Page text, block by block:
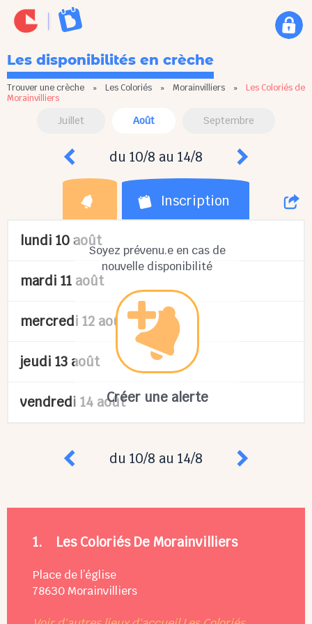
Les disponibilités en crèche
Trouver une crèche » Les Coloriés » Morainvilliers » Les Coloriés de
Morainvilliers
Juillet Août Septembre
du 10/8 au 14/8
Inscription
Soyez prévenu.e en cas de
nouvelle disponibilité
Créer une alerte
lundi 10 août
mardi 11 août
mercredi 12 août
jeudi 13 août
vendredi 14 août
du 10/8 au 14/8
1. Les Coloriés De Morainvilliers
Place de l’église
78630 Morainvilliers